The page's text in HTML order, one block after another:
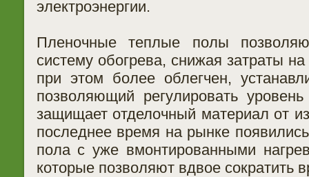
электроэнергии.
Пленочные теплые полы
систему обогрева, снижая затраты
при этом более облегчен,
позволяющий регулировать
защищает отделочный материал от
последнее время на рынке
пола с уже вмонтированными
которые позволяют вдвое сократить